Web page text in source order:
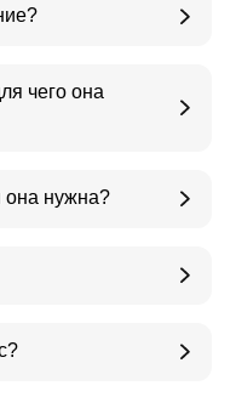
чего она
она нужна?